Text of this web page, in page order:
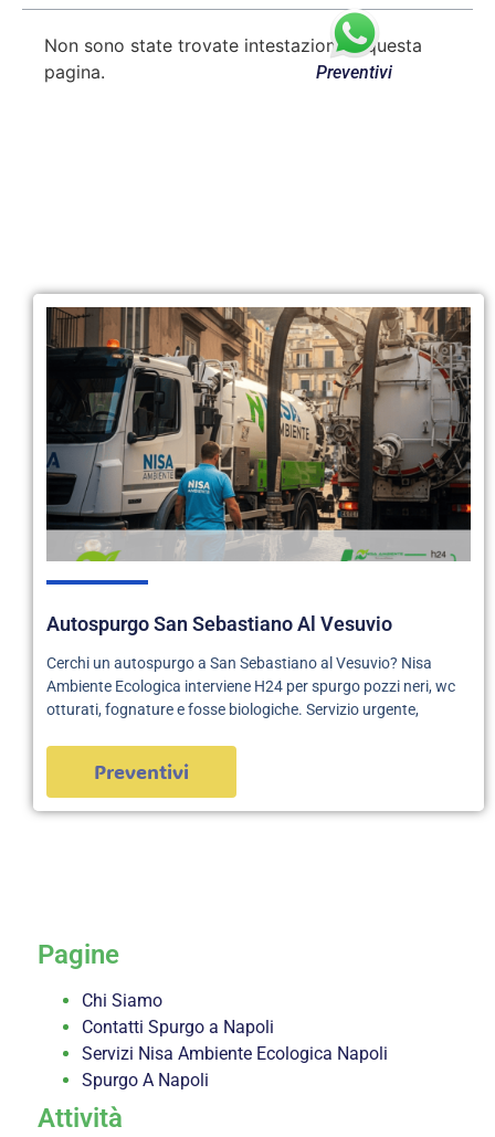
Non sono state trovate intestazioni in questa
pagina.
Autospurgo San Sebastiano Al Vesuvio
Cerchi un autospurgo a San Sebastiano al Vesuvio? Nisa
Ambiente Ecologica interviene H24 per spurgo pozzi neri, wc
otturati, fognature e fosse biologiche. Servizio urgente,
Preventivi
Pagine
Chi Siamo
Contatti Spurgo a Napoli
Servizi Nisa Ambiente Ecologica Napoli
Spurgo A Napoli
Attività
Preventivi